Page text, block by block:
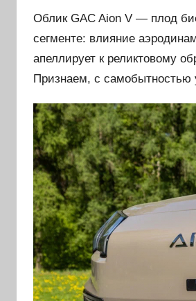
Облик GAC Aion V — плод
сегменте: влияние
апеллирует к реликтовому
Признаем, с самобытностью